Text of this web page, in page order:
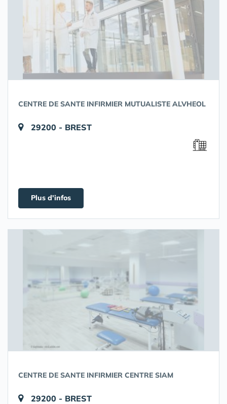
CENTRE DE SANTE INFIRMIER MUTUALISTE ALVHEOL
29200 - BREST
Plus d'infos
CENTRE DE SANTE INFIRMIER CENTRE SIAM
29200 - BREST